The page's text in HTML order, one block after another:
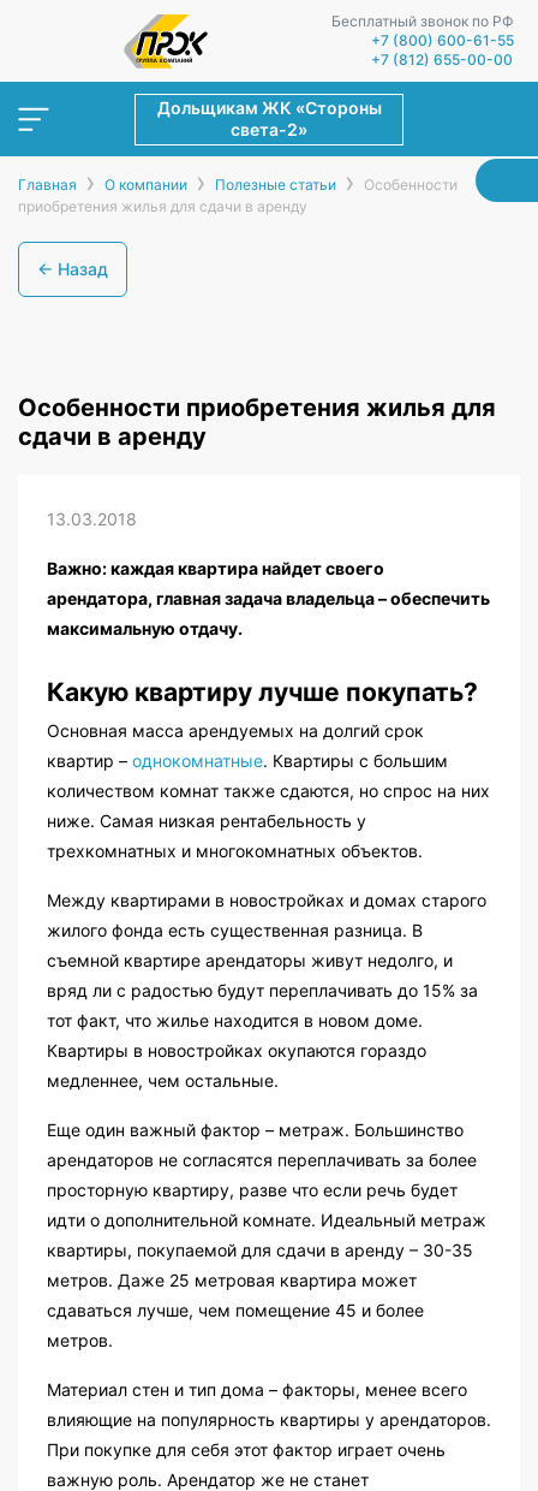
Бесплатный звонок по РФ
+7 (800) 600-61-55
+7 (812) 655-00-00
Дольщикам ЖК «Стороны
света-2»
Главная › О компании › Полезные статьи ›
Особенности
приобретения жилья для сдачи в аренду
← Назад
Особенности приобретения жилья для
сдачи в аренду
13.03.2018
Важно: каждая квартира найдет своего
арендатора, главная задача владельца – обеспечить
максимальную отдачу.
Какую квартиру лучше покупать?
Основная масса арендуемых на долгий срок
квартир – однокомнатные. Квартиры с большим
количеством комнат также сдаются, но спрос на них
ниже. Самая низкая рентабельность у
трехкомнатных и многокомнатных объектов.
Между квартирами в новостройках и домах старого
жилого фонда есть существенная разница. В
съемной квартире арендаторы живут недолго, и
вряд ли с радостью будут переплачивать до 15% за
тот факт, что жилье находится в новом доме.
Квартиры в новостройках окупаются гораздо
медленнее, чем остальные.
Еще один важный фактор – метраж. Большинство
арендаторов не согласятся переплачивать за более
просторную квартиру, разве что если речь будет
идти о дополнительной комнате. Идеальный метраж
квартиры, покупаемой для сдачи в аренду – 30-35
метров. Даже 25 метровая квартира может
сдаваться лучше, чем помещение 45 и более
метров.
Материал стен и тип дома – факторы, менее всего
влияющие на популярность квартиры у арендаторов.
При покупке для себя этот фактор играет очень
важную роль. Арендатор же не станет